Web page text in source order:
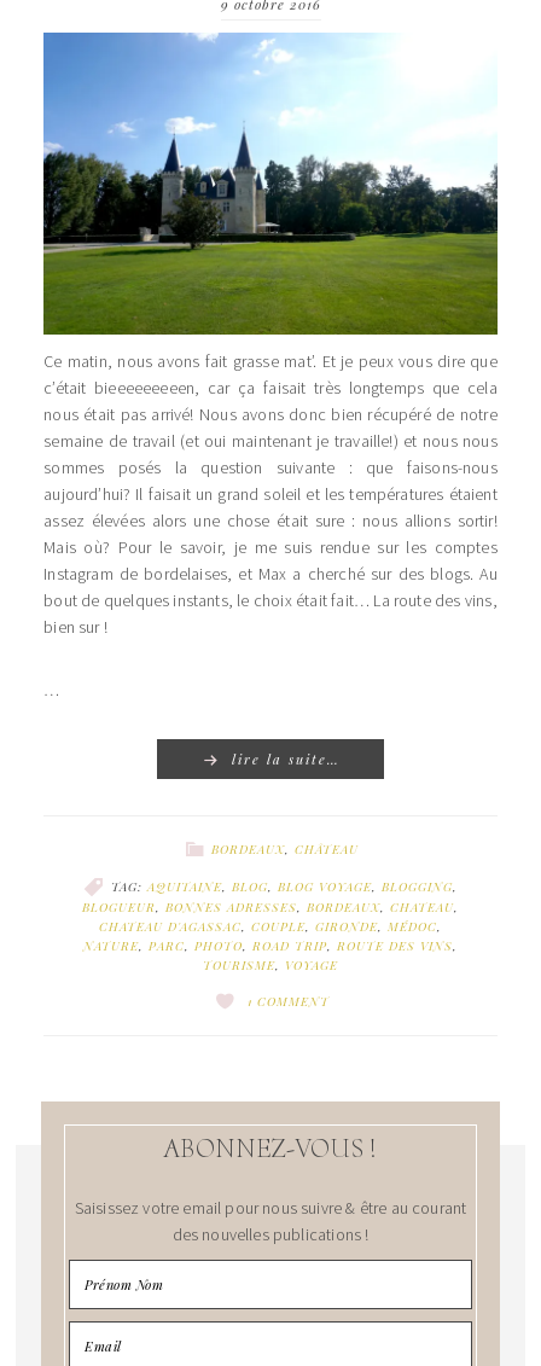
9 octobre 2016
Ce matin, nous avons fait grasse mat’. Et je peux vous dire que
c’était bieeeeeeeeen, car ça faisait très longtemps que cela
nous était pas arrivé! Nous avons donc bien récupéré de notre
semaine de travail (et oui maintenant je travaille!) et nous nous
sommes posés la question suivante : que faisons-nous
aujourd’hui? Il faisait un grand soleil et les températures étaient
assez élevées alors une chose était sure : nous allions sortir!
Mais où? Pour le savoir, je me suis rendue sur les comptes
Instagram de bordelaises, et Max a cherché sur des blogs. Au
bout de quelques instants, le choix était fait… La route des vins,
bien sur !
…
lire la suite…
BORDEAUX, CHÂTEAU
TAG:AQUITAINE, BLOG, BLOG VOYAGE, BLOGGING,
BLOGUEUR, BONNES ADRESSES, BORDEAUX, CHATEAU,
CHATEAU D'AGASSAC, COUPLE, GIRONDE, MÉDOC,
NATURE, PARC, PHOTO, ROAD TRIP, ROUTE DES VINS,
TOURISME, VOYAGE
1 COMMENT
ABONNEZ-VOUS !
Saisissez votre email pour nous suivre & être au courant
des nouvelles publications !